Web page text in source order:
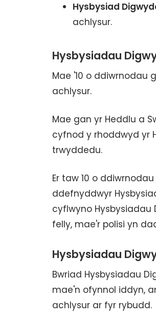
Hysbysiad
achlysur.
Hysbysiadau
Mae '10 o ddiwrnodau
achlysur.
Mae gan yr Heddlu a
cyfnod y rhoddwyd yr
trwyddedu.
Er taw 10 o
ddefnyddwyr
cyflwyno Hysbysiadau
felly, mae'r polisi yn
Hysbysiadau
Bwriad Hysbysiadau
mae'n ofynnol iddyn,
achlysur ar fyr rybudd.